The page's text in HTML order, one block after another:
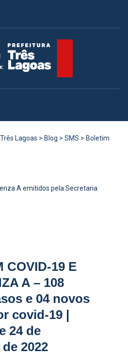
Lagoas > Blog > SMS > Boletim
A emitidos pela Secretaria
COVID-19 E
A – 108
e 04 novos
covid-19 |
24 de
2022